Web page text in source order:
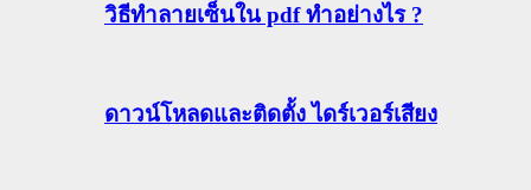
วิธีทําลายเซ็นใน pdf ทำอย่างไร ?
ดาวน์โหลดและติดตั้ง ไดร์เวอร์เสียง